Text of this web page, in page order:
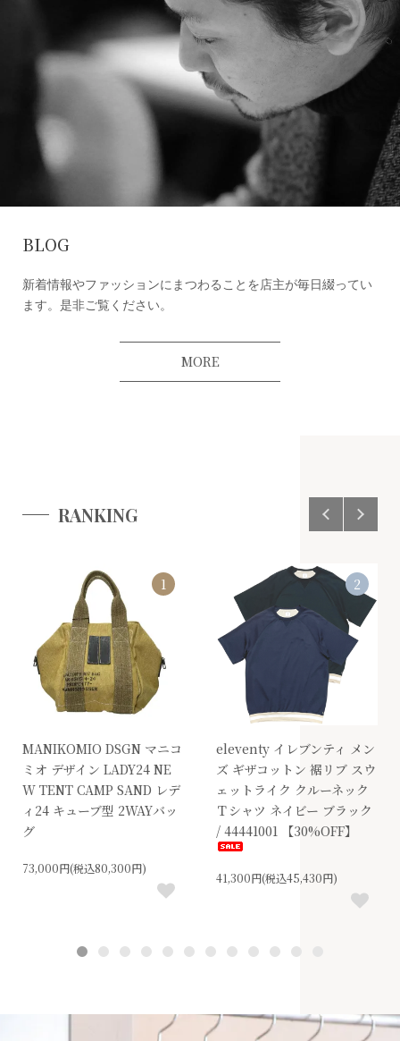
BLOG
新着情報やファッションにまつわることを店主が毎日綴ってい
ます。是非ご覧ください。
MORE
RANKING
1
MANIKOMIO DSGN マニコ
ミオ デザイン LADY24 NE
W TENT CAMP SAND レデ
ィ24 キューブ型 2WAYバッ
グ
73,000円(税込80,300円)
2
eleventy イレブンティ メン
ズ ギザコットン 裾リブ スウ
ェットライク クルーネック
Ｔシャツ ネイビー ブラック
/ 44441001 【30%OFF】
41,300円(税込45,430円)